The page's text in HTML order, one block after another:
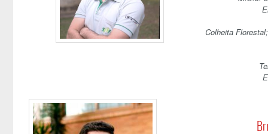
Colheita Florestal;